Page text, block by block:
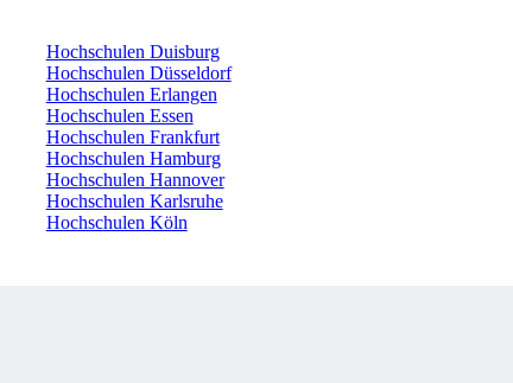
Hochschulen Duisburg
Hochschulen Düsseldorf
Hochschulen Erlangen
Hochschulen Essen
Hochschulen Frankfurt
Hochschulen Hamburg
Hochschulen Hannover
Hochschulen Karlsruhe
Hochschulen Köln